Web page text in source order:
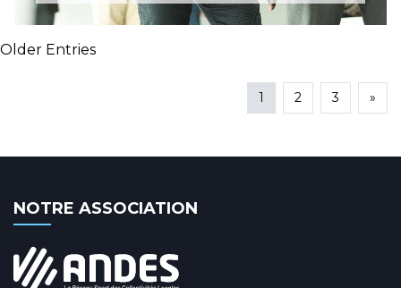
Older Entries
1 2 3 »
NOTRE ASSOCIATION